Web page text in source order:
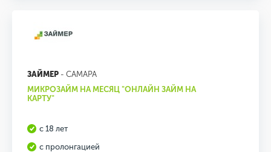
ЗАЙМЕР - САМАРА
МИКРОЗАЙМ НА МЕСЯЦ "ОНЛАЙН ЗАЙМ НА
КАРТУ"
с 18 лет
с пролонгацией